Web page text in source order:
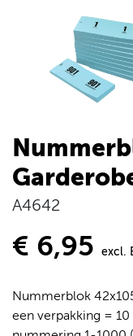
A4642
€ 6,95 excl.
Nummerblok
een verpakking =